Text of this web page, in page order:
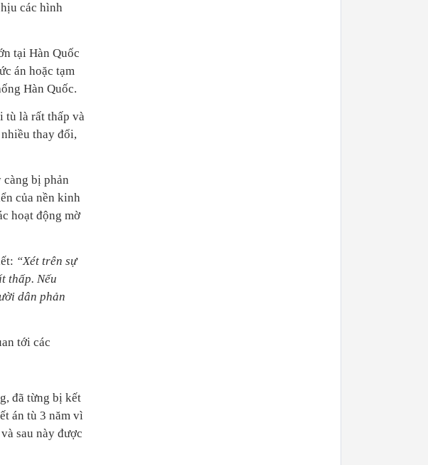
các hình
tại Hàn Quốc
án hoặc tạm
Hàn Quốc.
tù là rất thấp và
thay đổi,
bị phản
của nền kinh
hoạt động mờ
“Xét trên sự
thấp. Nếu
dân phản
tới các
đã từng bị kết
án tù 3 năm vì
sau này được